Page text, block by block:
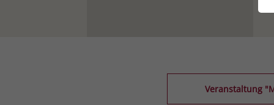
Veranstaltung